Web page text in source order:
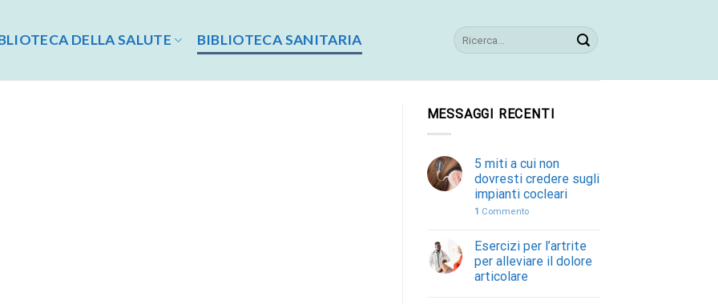
DELLA SALUTE BIBLIOTECA SANITARIA
MESSAGGI RECENTI
5 miti a cui non
dovresti credere sugli
impianti cocleari
1 Commento
Esercizi per l’artrite
per alleviare il dolore
articolare